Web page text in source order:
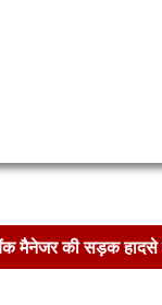
मैनेजर की सड़क हादसे